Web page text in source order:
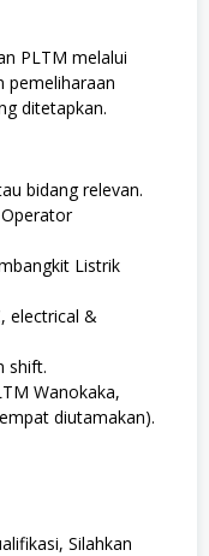
PLTM melalui
pemeliharaan
ditetapkan.
bidang relevan.
Listrik
electrical &
shift.
Wanokaka,
diutamakan).
Silahkan